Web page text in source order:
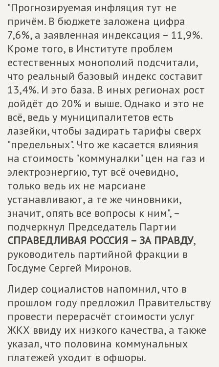
"Прогнозируемая инфляция тут не
причём. В бюджете заложена цифра
7,6%, а заявленная индексация – 11,9%.
Кроме того, в Институте проблем
естественных монополий подсчитали,
что реальный базовый индекс составит
13,4%. И это база. В иных регионах рост
дойдёт до 20% и выше. Однако и это не
всё, ведь у муниципалитетов есть
лазейки, чтобы задирать тарифы сверх
"предельных". Что же касается влияния
на стоимость "коммуналки" цен на газ и
электроэнергию, тут всё очевидно,
только ведь их не марсиане
устанавливают, а те же чиновники,
значит, опять все вопросы к ним", –
подчеркнул Председатель Партии
СПРАВЕДЛИВАЯ РОССИЯ – ЗА ПРАВДУ,
руководитель партийной фракции в
Госдуме Сергей Миронов.
Лидер социалистов напомнил, что в
прошлом году предложил Правительству
провести перерасчёт стоимости услуг
ЖКХ ввиду их низкого качества, а также
указал, что половина коммунальных
платежей уходит в офшоры.